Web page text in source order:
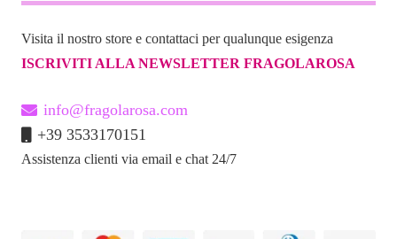
Visita il nostro store e contattaci per qualunque esigenza
ISCRIVITI ALLA NEWSLETTER FRAGOLAROSA
info@fragolarosa.com
+39 3533170151
Assistenza clienti via email e chat 24/7